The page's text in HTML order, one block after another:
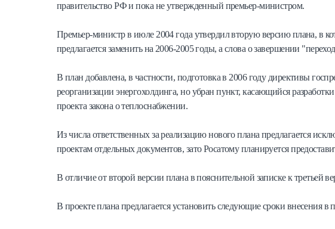
правительство РФ и пока не утвержденный премьер-министром.
Премьер-министр в июле 2004 года утвердил вторую версию плана, в
предлагается заменить на 2006-2005 годы, а слова о завершении
В план добавлена, в частности, подготовка в 2006 году директивы
реорганизации энергохолдинга, но убран пункт, касающийся
проекта закона о теплоснабжении.
Из числа ответственных за реализацию нового плана предлагается
проектам отдельных документов, зато Росатому планируется
В отличие от второй версии плана в пояснительной записке к третьей
В проекте плана предлагается установить следующие сроки внесения